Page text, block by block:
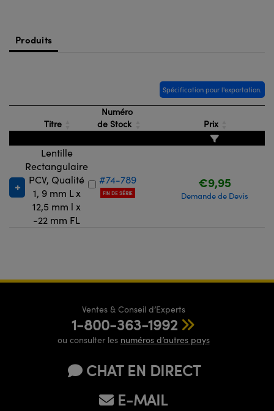
Produits
Spécification pour l'exportation.
Titre
Numéro
de Stock
Prix
Lentille
Rectangulaire
PCV, Qualité
1, 9 mm L x
12,5 mm l x
-22 mm FL
#74-789
FIN DE SÉRIE
€9,95
Demande de Devis
Ventes & Conseil d’Experts
1-800-363-1992
ou consulter les numéros d’autres pays
CHAT EN DIRECT
E-MAIL